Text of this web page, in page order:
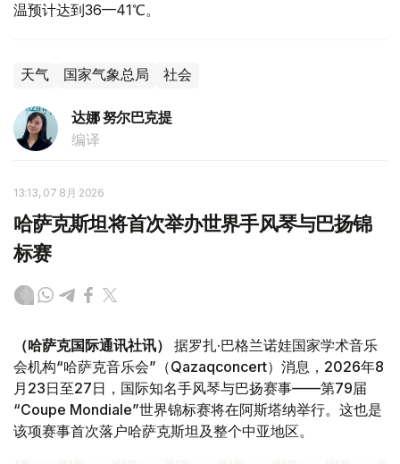
温预计达到36—41℃。
天气 国家气象总局 社会
达娜 努尔巴克提
编译
13:13, 07 8月 2026
哈萨克斯坦将首次举办世界手风琴与巴扬锦
标赛
（哈萨克国际通讯社讯）
据罗扎·巴格兰诺娃国家学术音乐
会机构“哈萨克音乐会”（Qazaqconcert）消息，2026年8
月23日至27日，国际知名手风琴与巴扬赛事——第79届
“Coupe Mondiale”世界锦标赛将在阿斯塔纳举行。这也是
该项赛事首次落户哈萨克斯坦及整个中亚地区。